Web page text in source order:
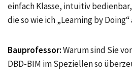
einfach Klasse, intuitiv
die so wie ich „Learning by
Bauprofessor:Warum sind Sie
DBD-BIM im Speziellen so